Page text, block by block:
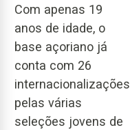
Com apenas 19
anos de idade, o
base açoriano já
conta com 26
internacionalizações
pelas várias
seleções jovens de